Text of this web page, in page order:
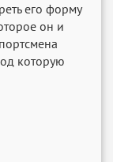
его форму
он и
которую